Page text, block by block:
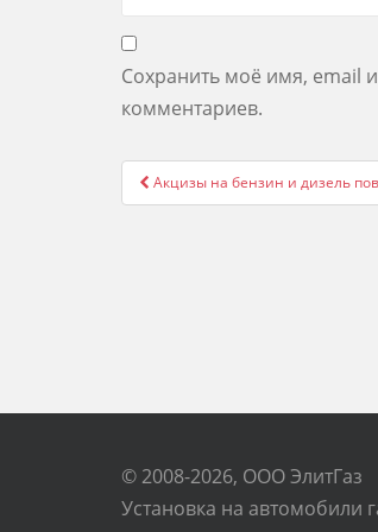
Сохранить моё имя, email
комментариев.
Post
navigation
Акцизы на бензин и дизель
© 2008-2026, ООО ЭлитГаз
Установка на автомобили